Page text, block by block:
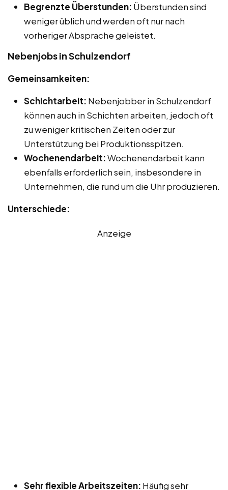
Begrenzte Überstunden: Überstunden sind
weniger üblich und werden oft nur nach
vorheriger Absprache geleistet.
Nebenjobs in Schulzendorf
Gemeinsamkeiten:
Schichtarbeit: Nebenjobber in Schulzendorf
können auch in Schichten arbeiten, jedoch oft
zu weniger kritischen Zeiten oder zur
Unterstützung bei Produktionsspitzen.
Wochenendarbeit:Wochenendarbeit kann
ebenfalls erforderlich sein, insbesondere in
Unternehmen, die rund um die Uhr produzieren.
Unterschiede:
Anzeige
Sehr flexible Arbeitszeiten: Häufig sehr